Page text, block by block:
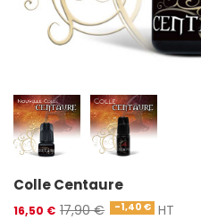
Colle Centaure
16,50 € 17,90 € -1,40 € HT